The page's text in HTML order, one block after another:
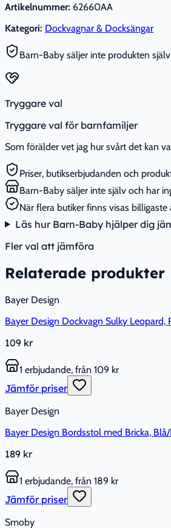
Artikelnummer: 62660AA
Kategori: Dockvagnar & Docksängar
Barn-Baby säljer inte produkten
Tryggare val
Tryggare val för barnfamiljer
Som förälder vet jag hur svårt det kan
Priser, butikserbjudanden och
Barn-Baby säljer inte själv och har
När flera butiker finns visas
Läs hur Barn-Baby hjälper dig
Fler val att jämföra
Relaterade produkter
Bayer Design
Bayer Design Dockvagn Sulky Leopard,
109 kr
1 erbjudande, från 109 kr
Jämför priser
Bayer Design
Bayer Design Bordsstol med Bricka,
189 kr
1 erbjudande, från 189 kr
Jämför priser
Smoby